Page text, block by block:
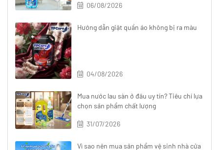
06/08/2026
Hướng dẫn giặt quần áo không bị ra màu
04/08/2026
Mua nước lau sàn ở đâu uy tín? Tiêu chí lựa
chọn sản phẩm chất lượng
31/07/2026
Vì sao nên mua sản phẩm vệ sinh nhà cửa